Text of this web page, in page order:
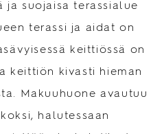
ja suojaisa terassialue
terassi ja aidat on
keittiössä on
keittiön kivasti hieman
Makuuhuone avautuu
halutessaan